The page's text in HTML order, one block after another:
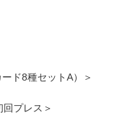
ド8種セットA）＞
プレス＞